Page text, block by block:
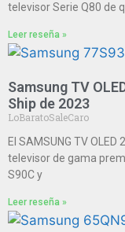
televisor Serie Q80 de
Leer reseña »
Samsung TV
Ship de 2023
LoBaratoSaleCaro
El SAMSUNG TV
televisor de gama
S90C y
Leer reseña »